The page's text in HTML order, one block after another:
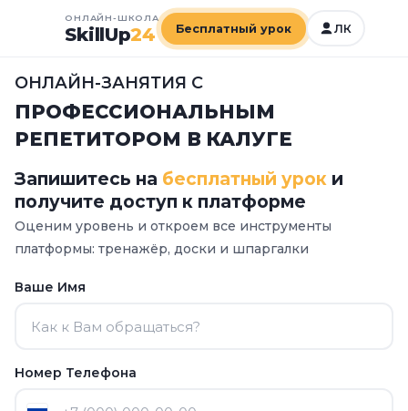
ОНЛАЙН-ШКОЛА
SkillUp24 Бесплатный урок ЛК
ОНЛАЙН-ЗАНЯТИЯ С
ПРОФЕССИОНАЛЬНЫМ
РЕПЕТИТОРОМ В КАЛУГЕ
Запишитесь на бесплатный урок и
получите доступ к платформе
Оценим уровень и откроем все инструменты
платформы: тренажёр, доски и шпаргалки
Ваше Имя
Номер Телефона